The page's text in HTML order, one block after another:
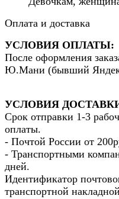
Оплата и доставка
УСЛОВИЯ ОПЛАТЫ:
После оформления
Ю.Мани (бывший
УСЛОВИЯ
Срок отправки 1-3
оплаты.
- Почтой России от
- Транспортными
дней.
Идентификатор
транспортной